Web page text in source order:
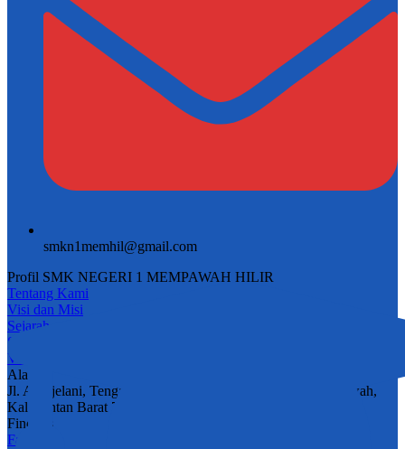
smkn1memhil@gmail.com
Profil SMK NEGERI 1 MEMPAWAH HILIR
Tentang Kami
Visi dan Misi
Sejarah
Sambutan Kepala
Video
Alamat
Jl. A. Djelani, Tengah, Kec. Mempawah Hilir, Kab. Mempawah,
Kalimantan Barat 78912
Find Us
Facebook